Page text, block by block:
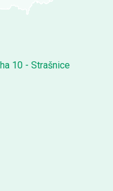
10 - Strašnice